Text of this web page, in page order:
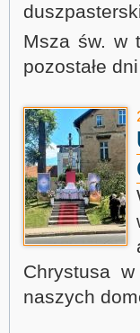
Msza św. w
pozostałe
Chrystusa
naszych